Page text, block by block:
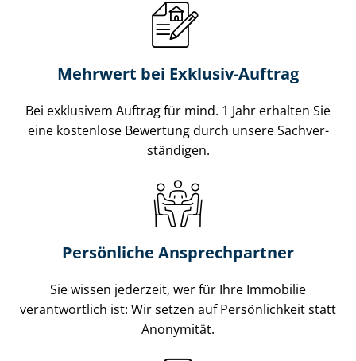
Mehrwert bei Exklusiv-Auftrag
Bei exklusivem Auftrag für mind. 1 Jahr erhalten Sie
eine kostenlose Bewertung durch unsere Sach­ver­
stän­di­gen.
Persönliche Ansprechpartner
Sie wissen jederzeit, wer für Ihre Immobilie
verantwortlich ist: Wir setzen auf Persönlichkeit statt
Anonymität.